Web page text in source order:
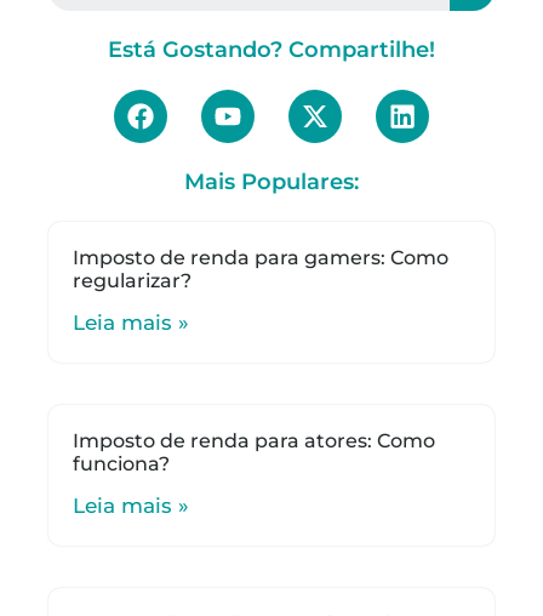
Está Gostando? Compartilhe!
Mais Populares:
Imposto de renda para gamers: Como
regularizar?
Leia mais »
Imposto de renda para atores: Como
funciona?
Leia mais »